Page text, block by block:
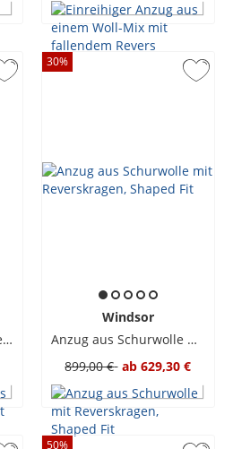
Einreihiger Anzug aus einem Schurwollmix mit Reverskragen
30%
Windsor
Anzug aus Schurwolle mit Reverskragen, Shaped Fit
899,00 € ab 629,30 €
50%